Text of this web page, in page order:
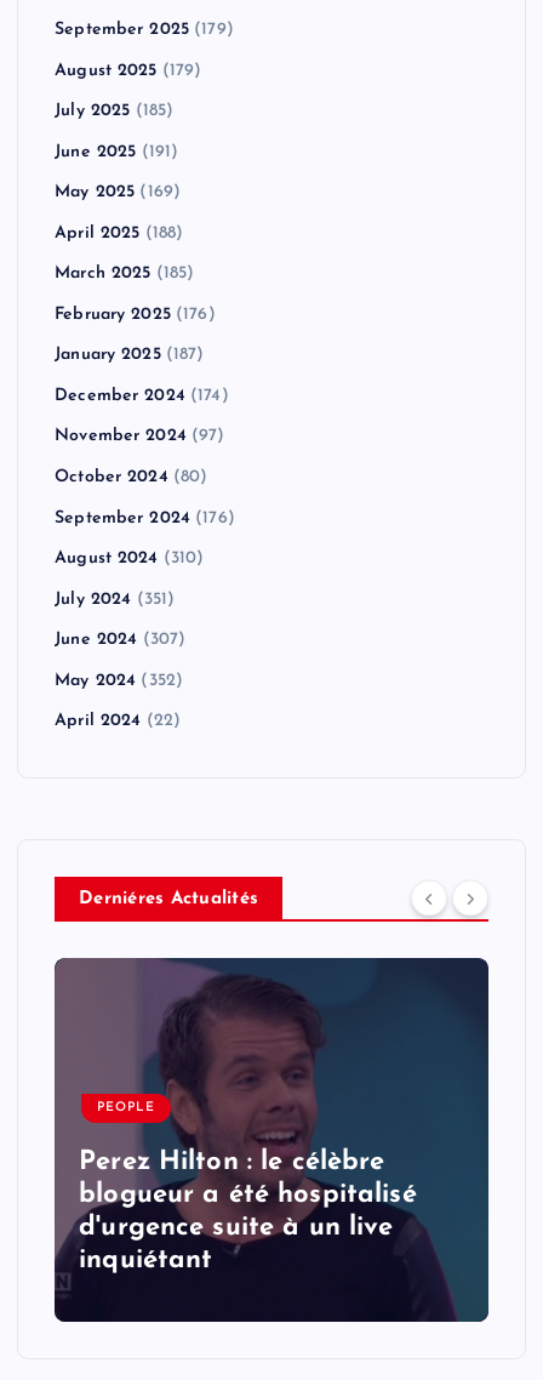
September 2025 (179)
August 2025 (179)
July 2025 (185)
June 2025 (191)
May 2025 (169)
April 2025 (188)
March 2025 (185)
February 2025(176)
January 2025(187)
December 2024 (174)
November 2024 (97)
October 2024 (80)
September 2024 (176)
August 2024 (310)
July 2024 (351)
June 2024 (307)
May 2024 (352)
April 2024 (22)
Derniéres Actualités
PEOPLE
Perez Hilton : le célèbre
blogueur a été hospitalisé
d'urgence suite à un live
inquiétant